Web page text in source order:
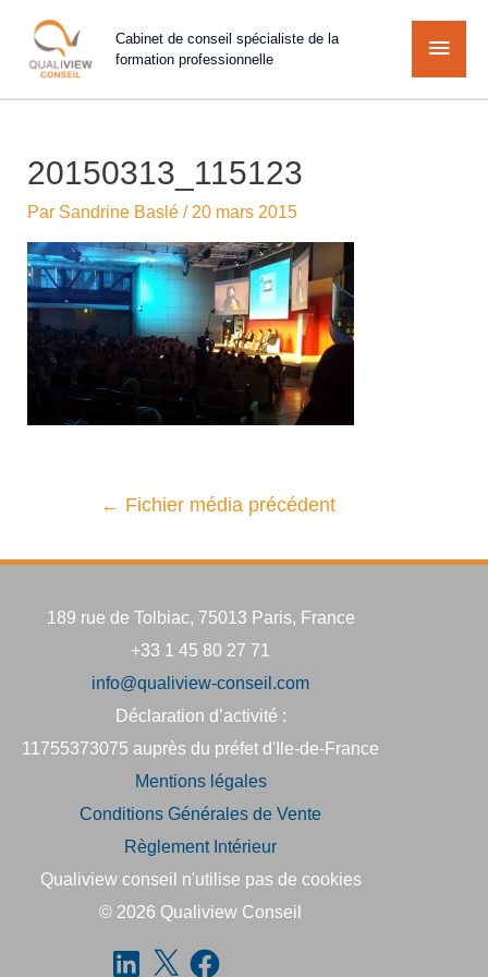
Cabinet de conseil spécialiste de la
formation professionnelle
20150313_115123
Par Sandrine Baslé / 20 mars 2015
← Fichier média précédent
189 rue de Tolbiac, 75013 Paris, France
+33 1 45 80 27 71
info@qualiview-conseil.com
Déclaration d’activité :
11755373075 auprès du préfet d'Ile-de-France
Mentions légales
Conditions Générales de Vente
Règlement Intérieur
Qualiview conseil n'utilise pas de cookies
© 2026 Qualiview Conseil